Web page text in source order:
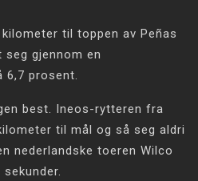
til toppen av Peñas
seg gjennom en
6,7 prosent.
best. Ineos-rytteren fra
til mål og så seg aldri
nederlandske toeren Wilco